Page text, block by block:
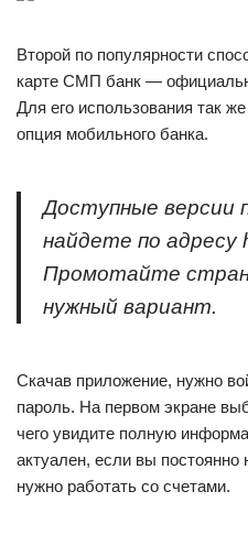
Второй по популярности
карте СМП банк —
Для его использования так
опция мобильного банка.
Доступные версии
найдете по адресу
Промотайте
нужный вариант.
Скачав приложение, нужно
пароль. На первом экране
чего увидите полную
актуален, если вы постоянно
нужно работать со счетами.